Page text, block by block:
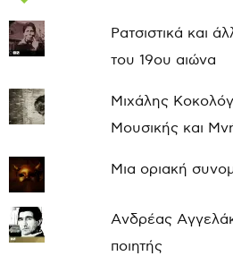
Ρατσιστικά και
του 19ου αιώνα
Μιχάλης
Μουσικής και
Μια οριακή
Ανδρέας
ποιητής